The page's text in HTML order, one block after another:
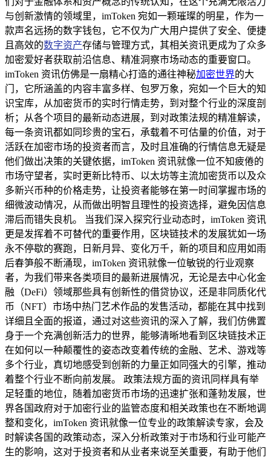
与创新激情的领域里，imToken 宛如一颗璀璨的明星，作为一
款声名远扬的数字钱包，它不仅为广大用户提供了安全、便捷
且高效的数字资产存储与管理方式，其相关资讯更成为了众多
加密爱好者获取前沿信息、精准洞察市场动态的重要窗口。
imToken 资讯仿佛是一扇精心打造的通往神秘加密世界的大
门，它所涵盖的内容丰富多样、包罗万象，宛如一个巨大的知
识宝库，从加密货币的实时行情走势，到对整个行业的深度剖
析；从各个项目的最新动态进展，到对政策法规的精准解读，
每一条资讯都如同珍贵的宝石，承载着不可估量的价值，对于
活跃在加密市场的投资者而言，及时且准确的行情信息无疑是
他们做出决策的关键依据，imToken 资讯就像一位不知疲倦的
市场守望者，实时更新比特币、以太坊等主流加密货币以及众
多新兴币种的价格走势，让投资者能够在第一时间掌握市场的
细微波动情况，从而做出明智且理性的投资选择，避免因信息
滞后而错失良机。 当我们深入探究行业动态时，imToken 资讯
更是发挥着不可替代的重要作用，区块链技术的发展犹如一场
永不停歇的赛跑，日新月异、变化万千，新的项目和应用如雨
后春笋般不断涌现，imToken 资讯就像一位敏锐的行业观察
者，为我们带来各类项目的最新进展情况，无论是去中心化金
融（DeFi）领域那些具有创新性的借贷协议，还是非同质化代
币（NFT）市场中热门艺术作品的发售活动，都能在其中找到
详细且全面的报道，通过对这些资讯的深入了解，我们仿佛置
身于一个充满创新活力的世界，能够清晰地看到区块链技术正
在如何以一种颠覆性的姿态改变着传统的金融、艺术、游戏等
多个行业，真切地感受到创新的力量正如同强大的引擎，推动
着整个行业不断向前发展。 政策法规方面的资讯同样具有举
足轻重的地位，随着加密货币市场的迅速扩张和蓬勃发展，世
界各国政府对于加密行业的监管态度和相关政策也在不断地调
整和变化，imToken 资讯就像一位专业的政策解读专家，会及
时解读各国的政策动态，深入分析政策对于市场和行业可能产
生的影响，这对于投资者和从业者来说至关重要，有助于他们